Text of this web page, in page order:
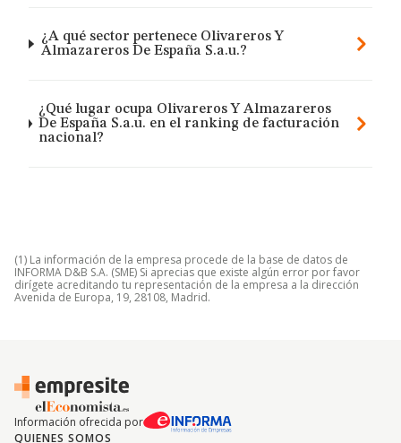
¿A qué sector pertenece Olivareros Y
Almazareros De España S.a.u.?
¿Qué lugar ocupa Olivareros Y Almazareros
De España S.a.u. en el ranking de facturación
nacional?
(1) La información de la empresa procede de la base de datos de
INFORMA D&B S.A. (SME) Si aprecias que existe algún error por favor
dirígete acreditando tu representación de la empresa a la dirección
Avenida de Europa, 19, 28108, Madrid.
Información ofrecida por
QUIENES SOMOS